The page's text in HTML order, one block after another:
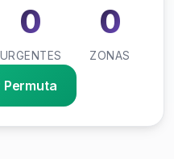
0
URGENTES
0
ZONAS
Permuta